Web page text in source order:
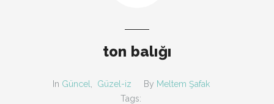
ton balığı
In Güncel Güzel-iz By Meltem Şafak
Tags: